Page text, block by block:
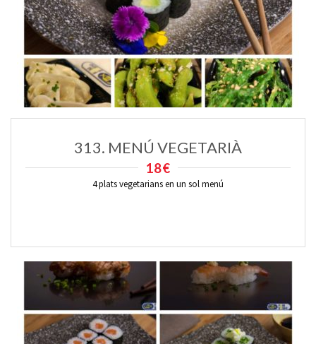
313. MENÚ VEGETARIÀ
18€
4 plats vegetarians en un sol menú